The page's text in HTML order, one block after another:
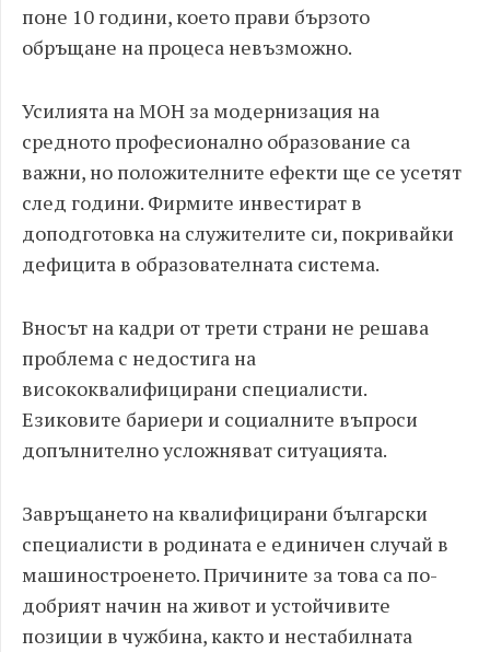
поне 10 години, което прави бързото
обръщане на процеса невъзможно.
Усилията на МОН за модернизация на
средното професионално образование са
важни, но положителните ефекти ще се усетят
след години. Фирмите инвестират в
доподготовка на служителите си, покривайки
дефицита в образователната система.
Вносът на кадри от трети страни не решава
проблема с недостига на
висококвалифицирани специалисти.
Езиковите бариери и социалните въпроси
допълнително усложняват ситуацията.
Завръщането на квалифицирани български
специалисти в родината е единичен случай в
машиностроенето. Причините за това са по-
добрият начин на живот и устойчивите
позиции в чужбина, както и нестабилната